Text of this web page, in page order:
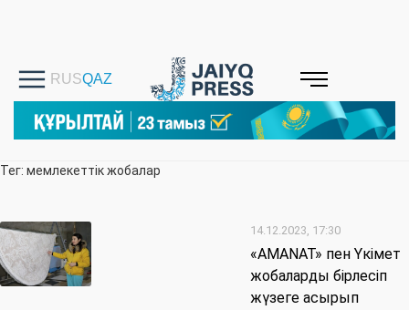
Тег: мемлекеттік жобалар
14.12.2023, 17:30
«AMANAT» пен Үкімет
жобаларды бірлесіп
жүзеге асырып